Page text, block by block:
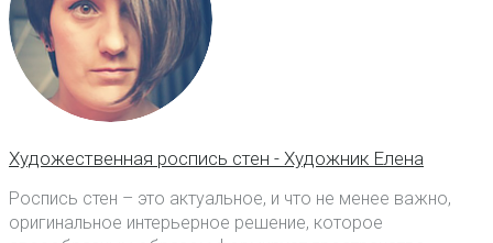
Художественная роспись стен - Художник Елена
Роспись стен – это актуальное, и что не менее важно,
оригинальное интерьерное решение, которое